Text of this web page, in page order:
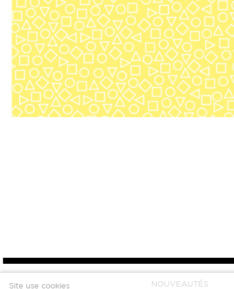
NOUVEAUTÉS
Site use cookies